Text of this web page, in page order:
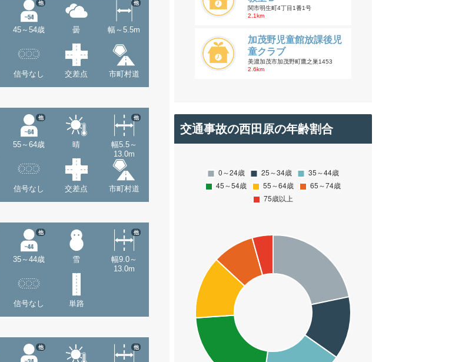
45～54歳
他
曇 幅～5.5m
他
信号なし 交差点 市町村道
55～64歳
他
晴
幅5.5～
13.0m
他
信号なし 交差点 市町村道
35～44歳
他
雪
幅9.0～
13.0m
他
信号なし 単路
他 他
関市明生町4丁目1番1号
2.1km
加茂野児童館放課後児
童クラブ
美濃加茂市加茂野町鷹之巣1453
2.6km
交通事故の西田原の年齢割合